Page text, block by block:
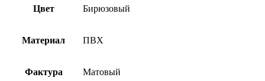
Цвет Бирюзовый
Материал ПВХ
Фактура Матовый